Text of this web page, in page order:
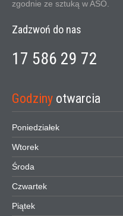
zgodnie ze sztuką w ASO.
Zadzwoń do nas
17 586 29 72
Godziny otwarcia
Poniedziałek
Wtorek
Środa
Czwartek
Piątek